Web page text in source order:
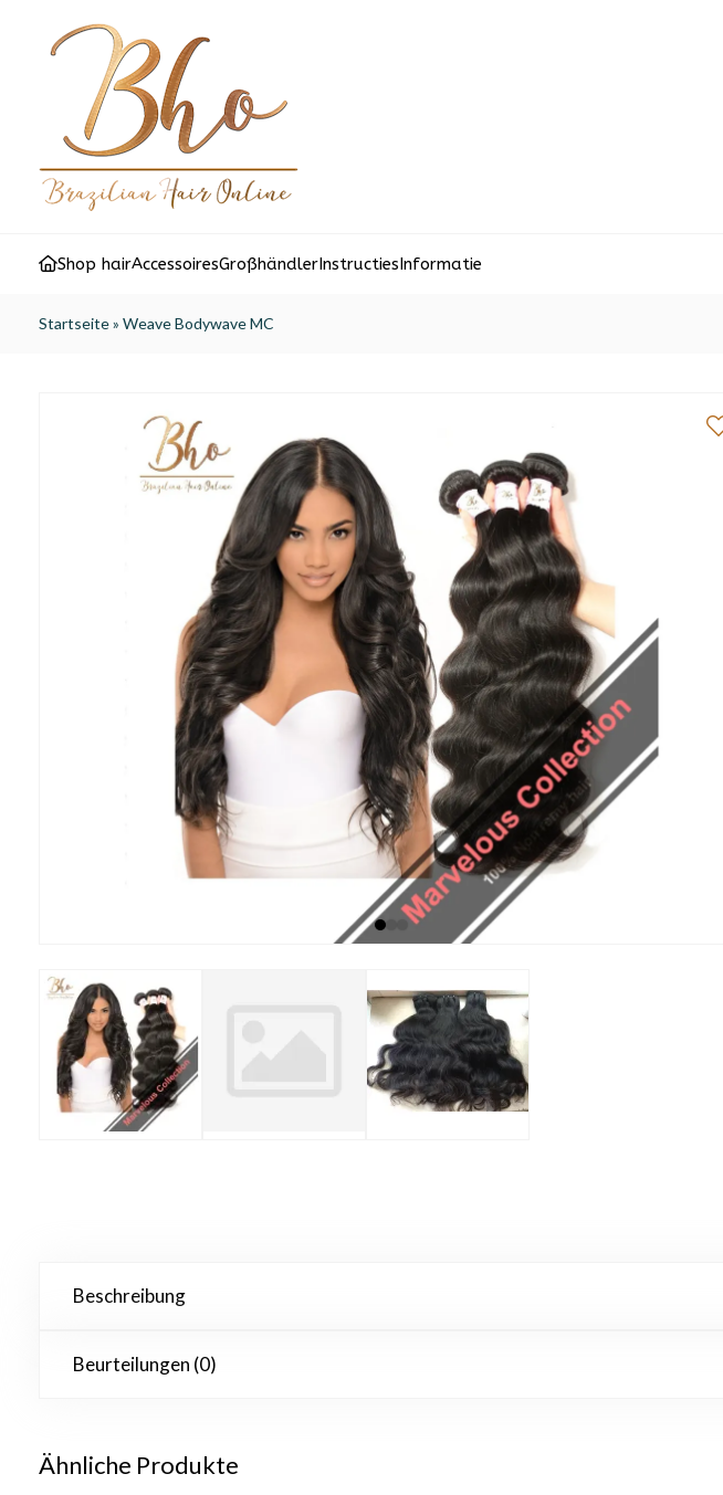
Shop hairAccessoiresGroßhändlerInstructiesInformatie
Startseite» Weave Bodywave MC
Beschreibung
Beurteilungen (0)
Ähnliche Produkte